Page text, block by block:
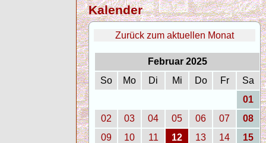
Kalender
Zurück zum aktuellen Monat
Februar 2025
So
Mo Di Mi Do Fr
Sa
01
02
03 04 05 06 07
08
09
10 11 12 13 14
15